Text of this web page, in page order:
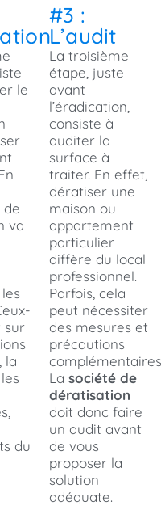
le
de
va
sur
la
du
#3 :
L’audit
La troisième
étape, juste
avant
l’éradication,
consiste à
auditer la
surface à
traiter. En effet,
dératiser une
maison ou
appartement
particulier
diffère du local
professionnel.
Parfois, cela
peut nécessiter
des mesures et
précautions
La société de
dératisation
doit donc faire
un audit avant
de vous
proposer la
solution
adéquate.